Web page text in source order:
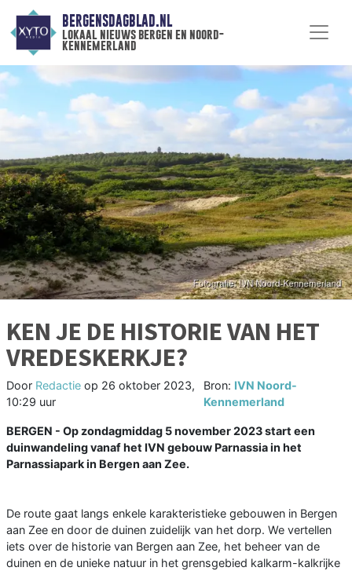
BERGENSDAGBLAD.NL
lokaal nieuws bergen en noord-
kennemerland
KEN JE DE HISTORIE VAN HET
VREDESKERKJE?
Door Redactie op 26 oktober 2023,
10:29 uur
Bron: IVN Noord-
Kennemerland
BERGEN - Op zondagmiddag 5 november 2023 start een
duinwandeling vanaf het IVN gebouw Parnassia in het
Parnassiapark in Bergen aan Zee.
De route gaat langs enkele karakteristieke gebouwen in Bergen
aan Zee en door de duinen zuidelijk van het dorp. We vertellen
iets over de historie van Bergen aan Zee, het beheer van de
duinen en de unieke natuur in het grensgebied kalkarm-kalkrijke